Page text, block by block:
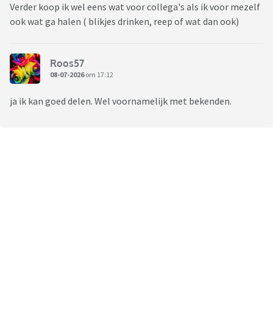
Verder koop ik wel eens wat voor collega's als ik voor mezelf
ook wat ga halen ( blikjes drinken, reep of wat dan ook)
Roos57
08-07-2026om 17:12
ja ik kan goed delen. Wel voornamelijk met bekenden.